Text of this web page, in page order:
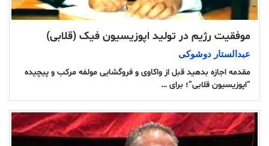
موفقیت رژیم در تولید اپوزیسیون فیک (قلابی)
عبدالستار دوشوکی
مقدمه اجازه بدهید قبل از واکاوی و فروگشایی مولفه مرکب و پیچیده
“اپوزیسیون قلابی”؛ برای …